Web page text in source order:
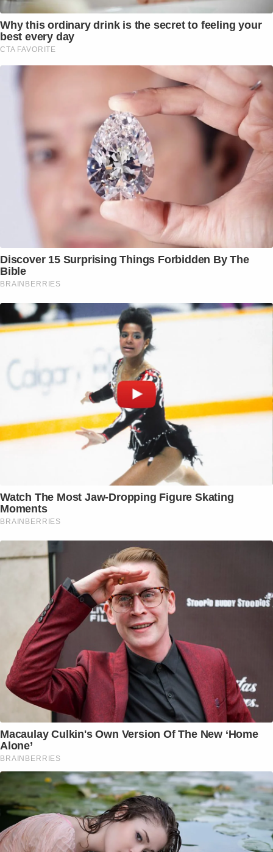
Why this ordinary drink is the secret to feeling your
best every day
CTA FAVORITE
Discover 15 Surprising Things Forbidden By The
Bible
BRAINBERRIES
Watch The Most Jaw‑Dropping Figure Skating
Moments
BRAINBERRIES
Macaulay Culkin's Own Version Of The New ‘Home
Alone’
BRAINBERRIES